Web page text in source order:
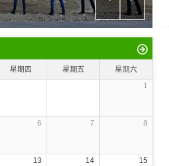
星期四 星期五
星期六
1
6 7 8
13 14 15